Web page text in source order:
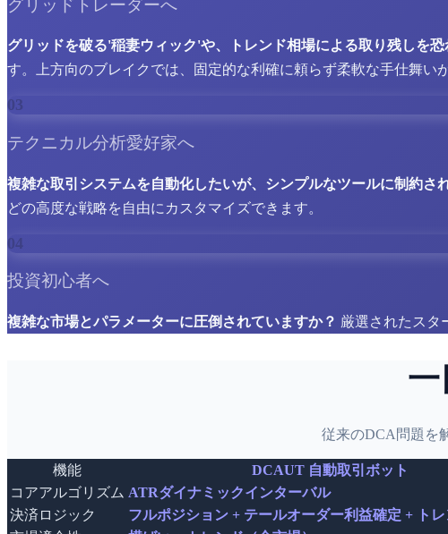
グリッドトレーダーへ
グリッドを破る'稲妻ウィック'や、トレンド相場による取り残しを恐
す。上方向のブレイクでは、固定的な利確に頼らず柔軟な手仕舞い
03
テクニカル分析愛好家へ
複雑な取引システムを自動化したいが、シンプルなツールに制約さ
どの高度な戦略を自由にカスタマイズできます。
04
投資初心者へ
複雑な市場とパラメーターに圧倒されていますか？ 厳選されたスタ
従来のDCA問題を
機能 DCAUT 自動取引ボット
コアアルゴリズム ATRダイナミックインターバル
決済ロジック
フルポジション + テールオーダー利益確定 + ト